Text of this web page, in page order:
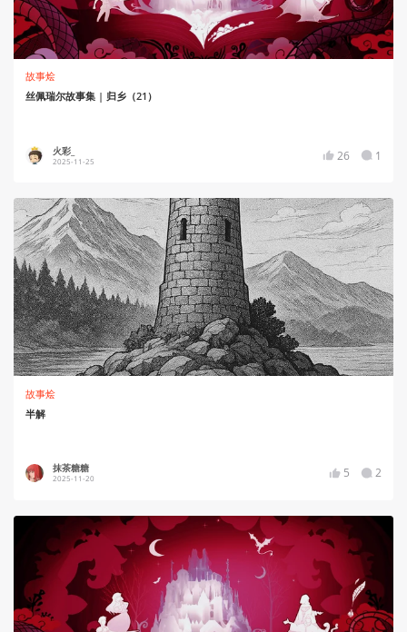
故事烩
丝佩瑞尔故事集 | 归乡（21）
火彩_
2025-11-25 26 1
故事烩
半解
抹茶糖糖
2025-11-20 5 2